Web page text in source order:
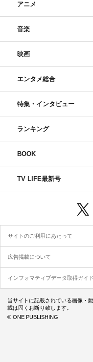
アニメ
音楽
映画
エンタメ総合
特集・インタビュー
ランキング
BOOK
TV LIFE最新号
サイトのご利用にあたって
広告掲載について
インフォマティブデータ取得ガイ
当サイトに記載されている画像・
載は固くお断り致します。
© ONE PUBLISHING